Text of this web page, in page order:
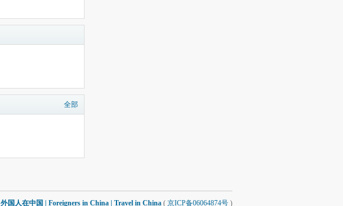
全部
外国人在中国 | Foreigners in China | Travel in China ( 京ICP备06064874号 )